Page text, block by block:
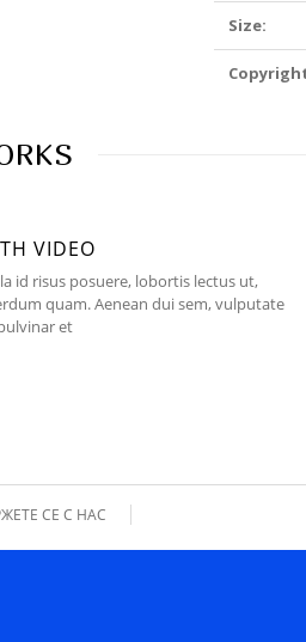
Size:
VIDEO
id risus posuere, lobortis lectus ut,
quam. Aenean dui sem, vulputate
et
СЕ С НАС